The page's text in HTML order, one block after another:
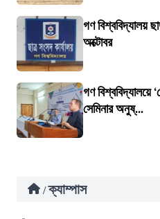
গণ বিশ্ববিদ্যালয়
অক্টোবর
গণ বিশ্ববিদ্যালয়ে
সেমিনার অনুষ্...
/ ক্যাম্পাস